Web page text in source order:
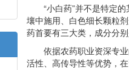
“小白药”并不是特定的
壤中施用、白色细长颗粒
药首要有三大类，成分分
依据农药职业资深专业
活性、高传导性等优势，